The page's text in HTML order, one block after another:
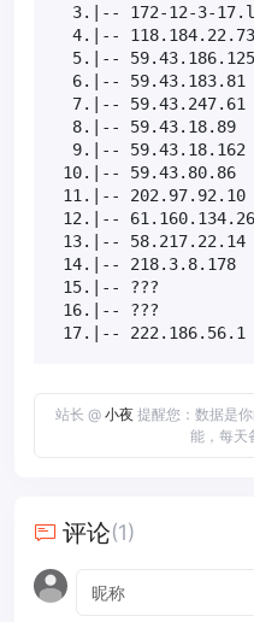
3.|-- 172-12-3-
4.|--
5.|--
6.|-- 59.43.183.81
7.|-- 59.43.247.61
8.|-- 59.43.18.89
9.|-- 59.43.18.162
10.|--
11.|--
12.|--
13.|--
14.|--
15.|-- ???
16.|-- ???
17.|--
站长 @ 小夜 提醒您：数据是
能，每天
评论(1)